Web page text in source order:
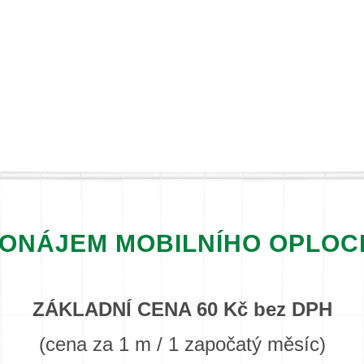
MOBILNÍHO
ZÁKLADNÍ CENA 60 Kč bez DPH
(cena za 1 m / 1 započatý měsíc)